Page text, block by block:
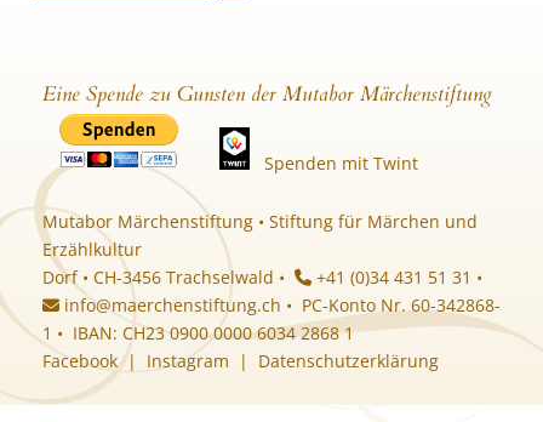
Eine Spende zu Gunsten der Mutabor Märchenstiftung
Spenden mit Twint
Mutabor Märchenstiftung • Stiftung für Märchen und
Erzählkultur
Dorf • CH-3456 Trachselwald •
+41 (0)34 431 51 31 •
info@maerchenstiftung.ch • PC-Konto Nr. 60-342868-
1 • IBAN: CH23 0900 0000 6034 2868 1
Facebook| Instagram | Datenschutzerklärung